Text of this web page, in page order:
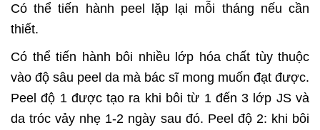
Có thể tiến hành peel lặp lại mỗi tháng nếu cần
thiết.
Có thể tiến hành bôi nhiều lớp hóa chất tùy thuộc
vào độ sâu peel da mà bác sĩ mong muốn đạt được.
Peel độ 1 được tạo ra khi bôi từ 1 đến 3 lớp JS và
da tróc vảy nhẹ 1-2 ngày sau đó. Peel độ 2: khi bôi